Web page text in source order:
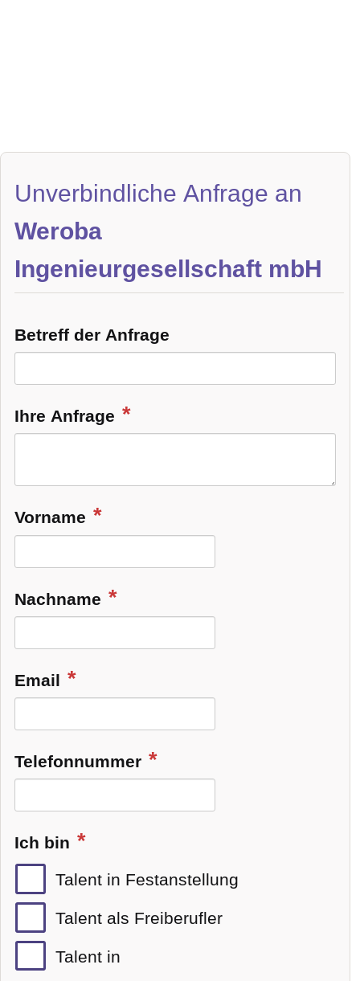
Unverbindliche Anfrage an
Weroba
Ingenieurgesellschaft mbH
Betreff der Anfrage
Ihre Anfrage
Vorname
Nachname
Email
Telefonnummer
Ich bin
Talent in Festanstellung
Talent als Freiberufler
Talent in